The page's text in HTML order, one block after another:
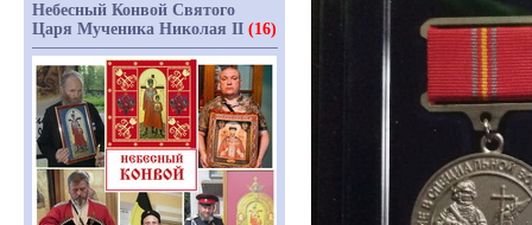
Небесный Конвой Святого
Царя Мученика Николая II (16)